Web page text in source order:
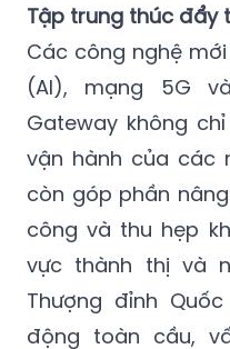
Tập trung thúc đẩy
Các công nghệ
(AI), mạng 5G
Gateway không
vận hành của các
còn góp phần
công và thu hẹp
vực thành thị và
Thượng đỉnh
động toàn cầu,